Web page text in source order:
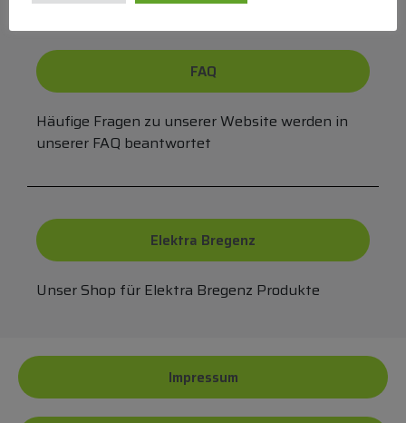
FAQ
Häufige Fragen zu unserer Website werden in
unserer FAQ beantwortet
Elektra Bregenz
Unser Shop für Elektra Bregenz Produkte
Impressum